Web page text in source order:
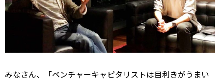
みなさん、「ベンチャーキャピタリストは目利きがうまい